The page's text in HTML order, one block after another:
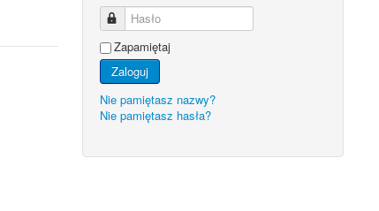
Hasło
Zapamiętaj
Zaloguj
Nie pamiętasz nazwy?
Nie pamiętasz hasła?